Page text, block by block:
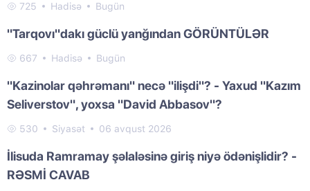
725 Hadisə Bugün
"Tarqovı"dakı güclü yanğından GÖRÜNTÜLƏR
667 Hadisə Bugün
"Kazinolar qəhrəmanı" necə "ilişdi"? - Yaxud "Kazım
Seliverstov", yoxsa "David Abbasov"?
530 Siyasət 06 avqust 2026
İlisuda Ramramay şəlaləsinə giriş niyə ödənişlidir? -
RƏSMİ CAVAB